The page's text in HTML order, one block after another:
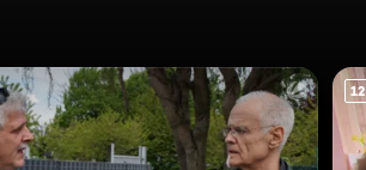
12